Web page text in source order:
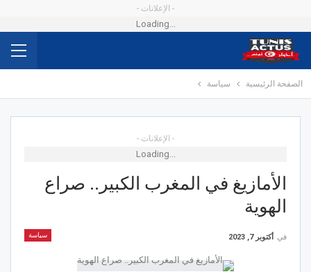
- الإعلانات -
Loading...
الصفحة الرئيسية سياسة
- الإعلانات -
Loading...
الأمازيغ في المغرب الكبير.. صراع
الهوية
سياسة في أكتوبر 7, 2023